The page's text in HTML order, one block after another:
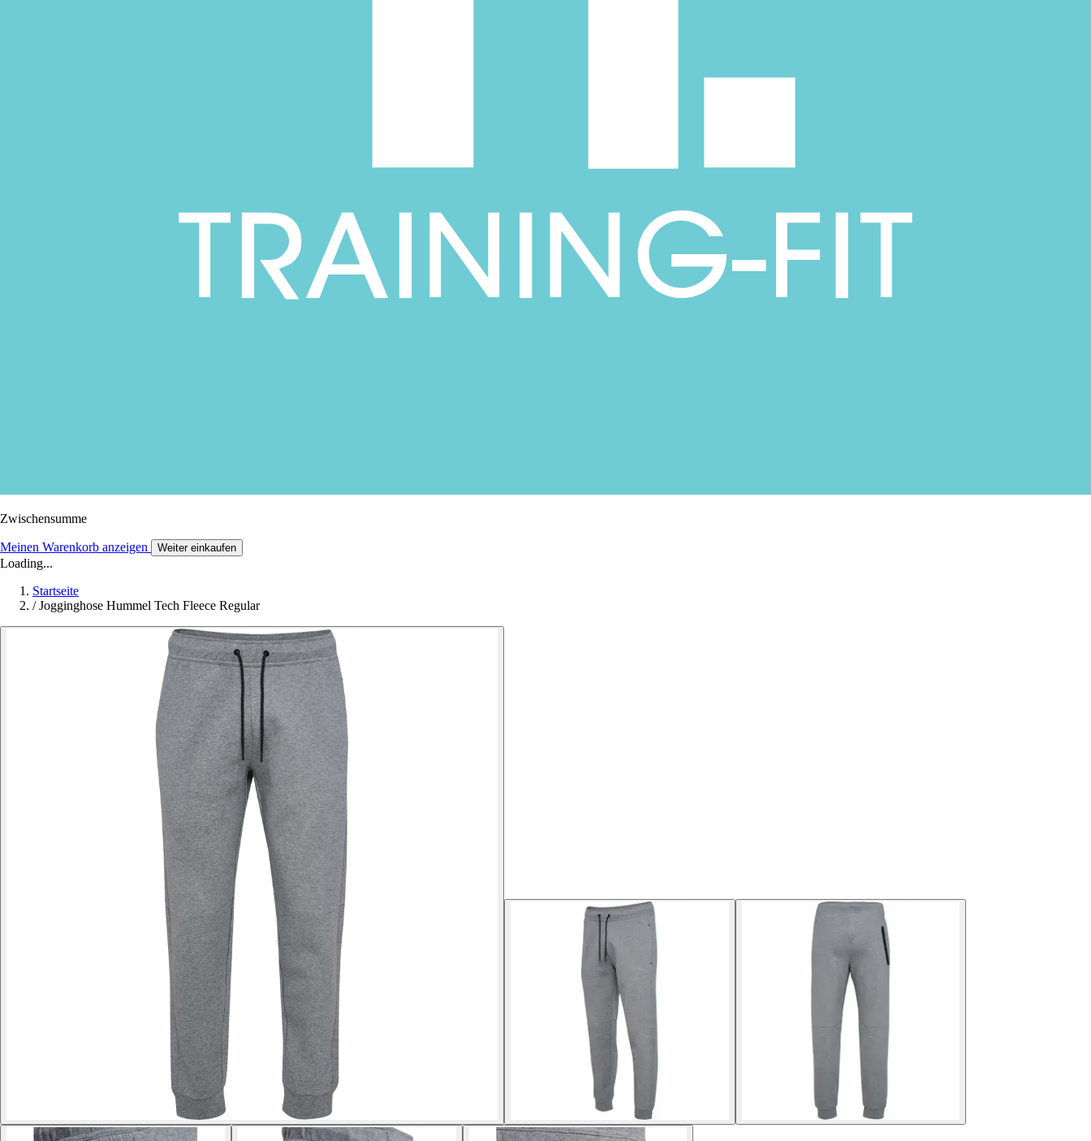
Zwischensumme
Meinen Warenkorb anzeigen Weiter einkaufen
Loading...
Startseite
/ Jogginghose Hummel Tech Fleece Regular